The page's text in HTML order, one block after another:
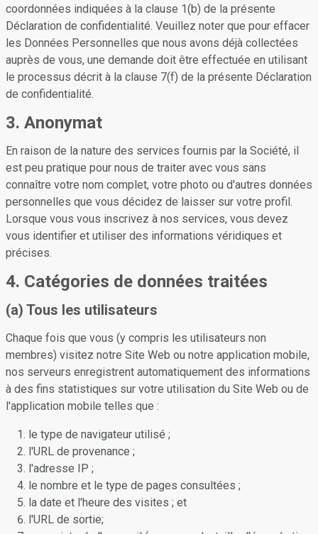
coordonnées indiquées à la clause 1(b) de la présente
Déclaration de confidentialité. Veuillez noter que pour effacer
les Données Personnelles que nous avons déjà collectées
auprès de vous, une demande doit être effectuée en utilisant
le processus décrit à la clause 7(f) de la présente Déclaration
de confidentialité.
3. Anonymat
En raison de la nature des services fournis par la Société, il
est peu pratique pour nous de traiter avec vous sans
connaître votre nom complet, votre photo ou d'autres données
personnelles que vous décidez de laisser sur votre profil.
Lorsque vous vous inscrivez à nos services, vous devez
vous identifier et utiliser des informations véridiques et
précises.
4. Catégories de données traitées
(a) Tous les utilisateurs
Chaque fois que vous (y compris les utilisateurs non
membres) visitez notre Site Web ou notre application mobile,
nos serveurs enregistrent automatiquement des informations
à des fins statistiques sur votre utilisation du Site Web ou de
l'application mobile telles que :
le type de navigateur utilisé ;
l'URL de provenance ;
l'adresse IP ;
le nombre et le type de pages consultées ;
la date et l'heure des visites ; et
l'URL de sortie;